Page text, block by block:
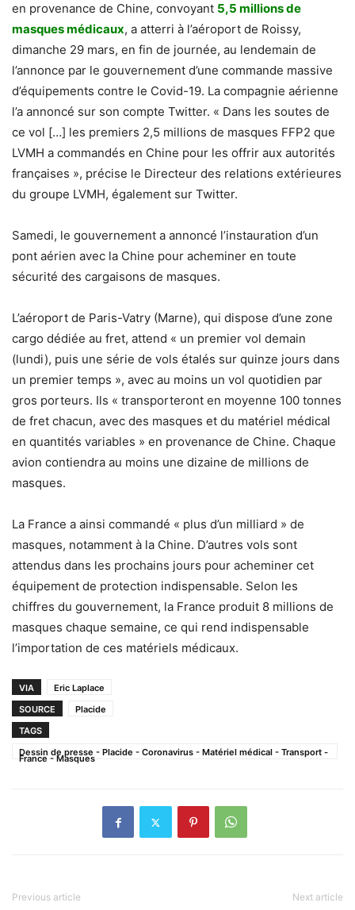
en provenance de Chine, convoyant 5,5 millions de
masques médicaux, a atterri à l’aéroport de Roissy,
dimanche 29 mars, en fin de journée, au lendemain de
l’annonce par le gouvernement d’une commande massive
d’équipements contre le Covid-19. La compagnie aérienne
l’a annoncé sur son compte Twitter. « Dans les soutes de
ce vol […] les premiers 2,5 millions de masques FFP2 que
LVMH a commandés en Chine pour les offrir aux autorités
françaises », précise le Directeur des relations extérieures
du groupe LVMH, également sur Twitter.
Samedi, le gouvernement a annoncé l’instauration d’un
pont aérien avec la Chine pour acheminer en toute
sécurité des cargaisons de masques.
L’aéroport de Paris-Vatry (Marne), qui dispose d’une zone
cargo dédiée au fret, attend « un premier vol demain
(lundi), puis une série de vols étalés sur quinze jours dans
un premier temps », avec au moins un vol quotidien par
gros porteurs. Ils « transporteront en moyenne 100 tonnes
de fret chacun, avec des masques et du matériel médical
en quantités variables » en provenance de Chine. Chaque
avion contiendra au moins une dizaine de millions de
masques.
La France a ainsi commandé « plus d’un milliard » de
masques, notamment à la Chine. D’autres vols sont
attendus dans les prochains jours pour acheminer cet
équipement de protection indispensable. Selon les
chiffres du gouvernement, la France produit 8 millions de
masques chaque semaine, ce qui rend indispensable
l’importation de ces matériels médicaux.
VIA
Eric Laplace
SOURCE
Placide
TAGS
Dessin de presse - Placide - Coronavirus - Matériel médical - Transport -
France - Masques
Previous article Next article